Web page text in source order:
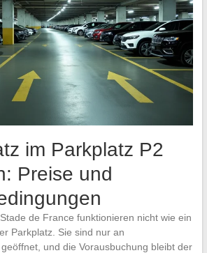
im Parkplatz P2
Preise und
de France funktionieren nicht wie ein
Parkplatz. Sie sind nur an
und die Vorausbuchung bleibt der